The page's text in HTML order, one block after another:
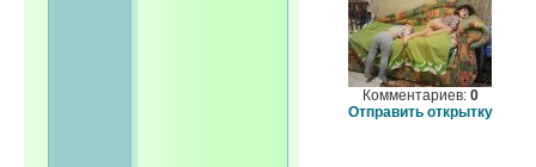
Комментариев: 0
Отправить открытку